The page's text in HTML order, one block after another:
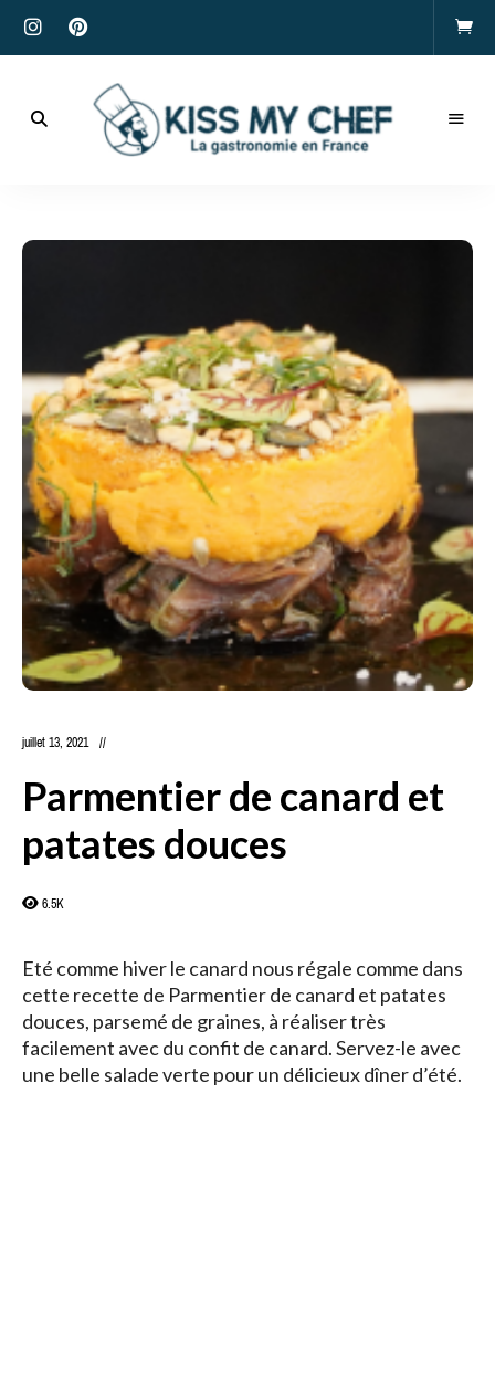
My
juillet 13, 2021
Parmentier de canard et
patates douces
6.5K
Eté comme hiver le canard nous régale comme dans
cette recette de Parmentier de canard et patates
douces, parsemé de graines, à réaliser très
facilement avec du confit de canard. Servez-le avec
une belle salade verte pour un délicieux dîner d’été.